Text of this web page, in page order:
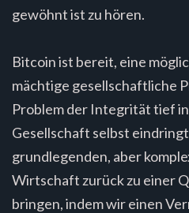
gewöhnt ist zu hören.
Bitcoin ist bereit, eine
mächtige gesellschaftliche
Problem der Integrität tief
Gesellschaft selbst
grundlegenden, aber
Wirtschaft zurück zu einer
bringen, indem wir einen